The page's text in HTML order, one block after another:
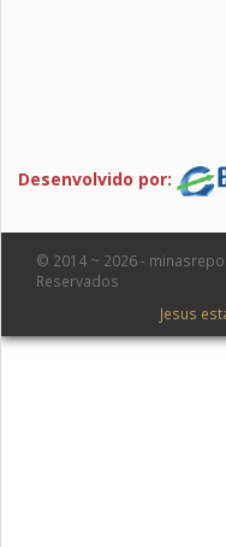
Desenvolvido por:
© 2014 ~ 2026 -
Reservados
Jesus